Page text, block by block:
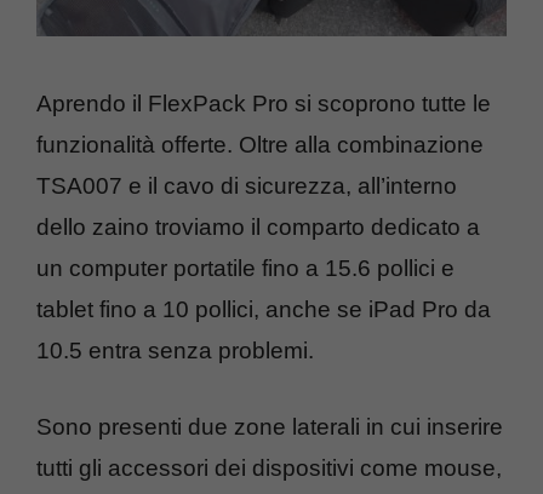
Aprendo il FlexPack Pro si scoprono tutte le
funzionalità offerte. Oltre alla combinazione
TSA007 e il cavo di sicurezza, all’interno
dello zaino troviamo il comparto dedicato a
un computer portatile fino a 15.6 pollici e
tablet fino a 10 pollici, anche se iPad Pro da
10.5 entra senza problemi.
Sono presenti due zone laterali in cui inserire
tutti gli accessori dei dispositivi come mouse,